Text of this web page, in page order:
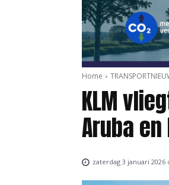
Home
KLM
Aruba
zaterdag 3 januari 2026